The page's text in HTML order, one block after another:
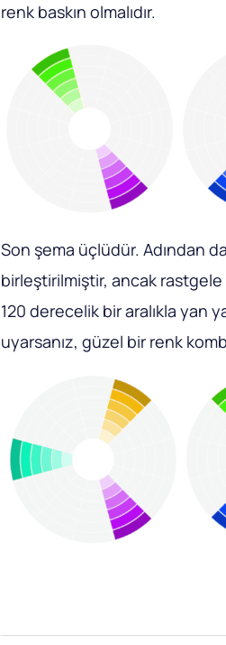
renk baskın olmalıdır.
Son şema üçlüdür. Adından
birleştirilmiştir, ancak
120 derecelik bir aralıkla yan
uyarsanız, güzel bir renk